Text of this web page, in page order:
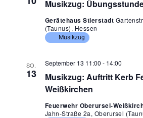
Musikzug:
Gerätehaus Stierstadt
(Taunus), Hessen
Musikzug
SO.
13
Musikzug: Auftritt Kerb
Weißkirchen
September 13 11:00 - 14:00
Feuerwehr Oberursel-
Jahn-Straße 2a, Oberursel